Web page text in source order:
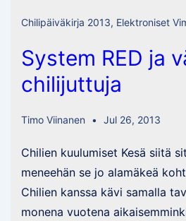
Chilipäiväkirja 2013, Elektroniset
System RED ja
chilijuttuja
Timo Viinanen Jul 26, 2013
Chilien kuulumiset Kesä siitä
meneehän se jo alamäkeä
Chilien kanssa kävi samalla
monena vuotena